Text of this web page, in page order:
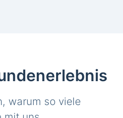
warum so viele